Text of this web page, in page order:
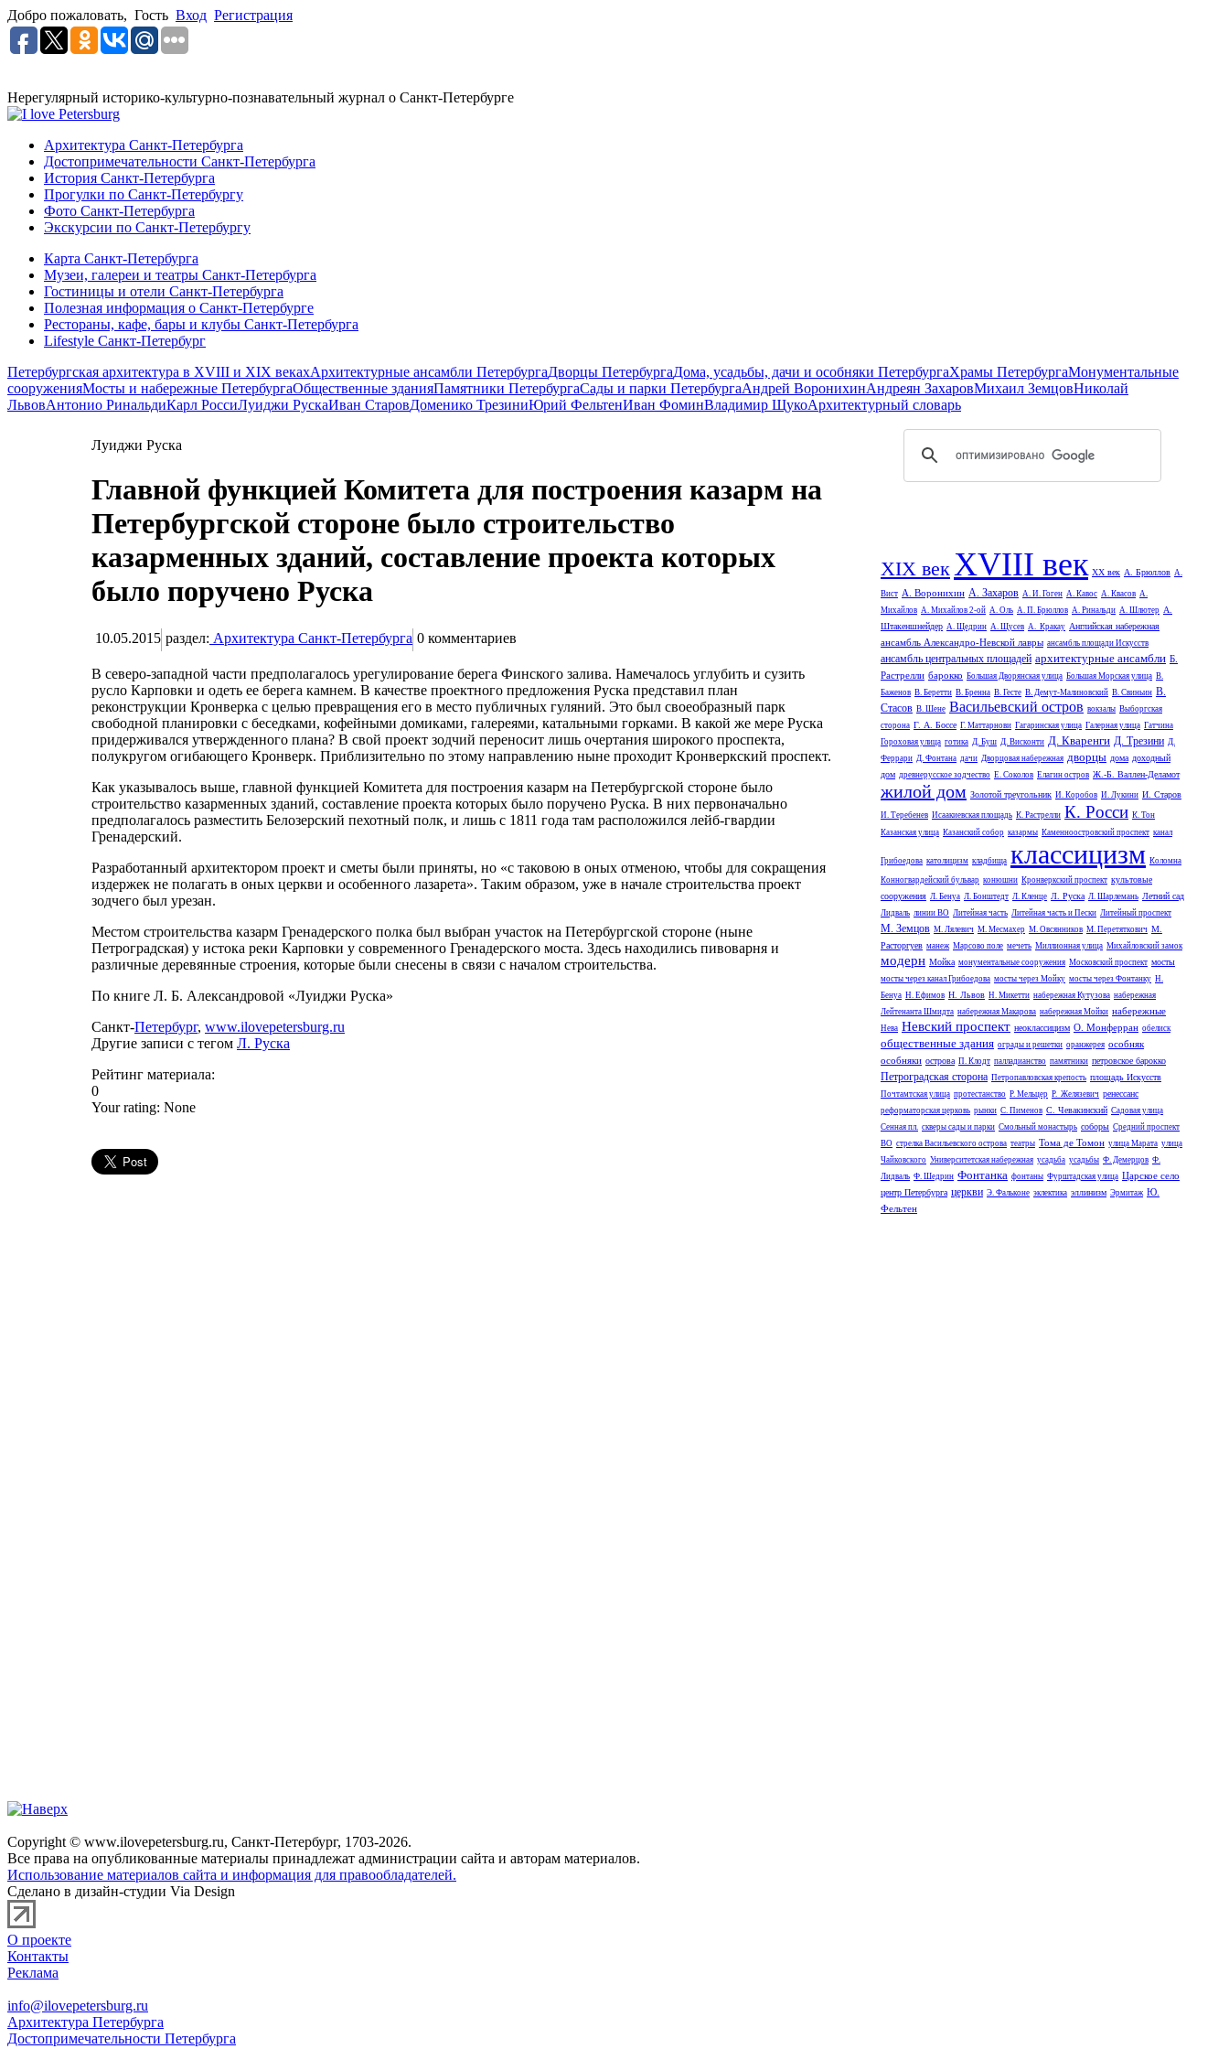
Добро пожаловать, Гость Вход Регистрация
Нерегулярный историко-культурно-познавательный журнал о Санкт-Петербурге
Архитектура Санкт-Петербурга
Достопримечательности Санкт-Петербурга
История Санкт-Петербурга
Прогулки по Санкт-Петербургу
Фото Санкт-Петербурга
Экскурсии по Санкт-Петербургу
Карта Санкт-Петербурга
Музеи, галереи и театры Санкт-Петербурга
Гостиницы и отели Санкт-Петербурга
Полезная информация о Санкт-Петербурге
Рестораны, кафе, бары и клубы Санкт-Петербурга
Lifestyle Санкт-Петербург
Петербургская архитектура в XVIII и XIX векахАрхитектурные ансамбли ПетербургаДворцы ПетербургаДома, усадьбы, дачи и особняки ПетербургаХрамы ПетербургаМонументальные
сооруженияМосты и набережные ПетербургаОбщественные зданияПамятники ПетербургаСады и парки ПетербургаАндрей ВоронихинАндреян ЗахаровМихаил ЗемцовНиколай
ЛьвовАнтонио РинальдиКарл РоссиЛуиджи РускаИван СтаровДоменико ТрезиниЮрий ФельтенИван ФоминВладимир ЩукоАрхитектурный словарь
Луиджи Руска
Главной функцией Комитета для построения казарм на
Петербургской стороне было строительство
казарменных зданий, составление проекта которых
было поручено Руска
10.05.2015 раздел: Архитектура Санкт-Петербурга 0 комментариев
В северо-западной части предполагалось урегулирование берега Финского залива. Намечалось углубить и сузить
русло Карповки и одеть ее берега камнем. В качестве проектного предложения Руска представил план
реконструкции Кронверка с целью превращения его в место публичных гуляний. Это был своеобразный парк
свободной планировки с беседками, кофейными домиками, галереями, катальными горками. В какой же мере Руска
придерживался утвержденного плана? В свой проект зодчий переносит лишь очертания широкого проспекта,
полукругом огибающего Кронверк. Приблизительно по этому направлению ныне проходит Кронверкский проспект.
Как указывалось выше, главной функцией Комитета для построения казарм на Петербургской стороне было
строительство казарменных зданий, составление проекта которых было поручено Руска. В них первоначально
предполагалось разместить Белозерский пехотный полк, и лишь с 1811 года там расположился лейб-гвардии
Гренадерский.
Разработанный архитектором проект и сметы были приняты, но «с таковою в оных отменою, чтобы для сокращения
издержек не полагать в оных церкви и особенного лазарета». Таким образом, уже в начале строительства проект
зодчего был урезан.
Местом строительства казарм Гренадерского полка был выбран участок на Петербургской стороне (ныне
Петроградская) у истока реки Карповки у современного Гренадерского моста. Здесь находились пивоварня и
различные деревянные строения, которые были снесены в связи с началом строительства.
По книге Л. Б. Александровой «Луиджи Руска»
Санкт-Петербург, www.ilovepetersburg.ru
Другие записи с тегом Л. Руска
Рейтинг материала:
0
Your rating: None
XIX векXVIII век XX век А. Брюллов А.
Вист А. Воронихин А. Захаров А. И. Гоген А. Кавос А. Квасов А.
Михайлов А. Михайлов 2-ой А. Оль А. П. Брюллов А. Ринальди А. Шлютер А.
Штакеншнейдер А. Щедрин А. Щусев А. Кракау Английская набережная
ансамбль Александро-Невской лавры ансамбль площади Искусств
ансамбль центральных площадей архитектурные ансамбли Б.
Растрелли барокко Большая Дворянская улица Большая Морская улица В.
Баженов В. Беретти В. Бренна В. Гесте В. Демут-Малиновский В. Свиньин В.
Стасов В. Шене Васильевский остров вокзалы Выборгская
сторона Г. А. Боссе Г. Маттарнови Гагаринская улица Галерная улица Гатчина
Гороховая улица готика Д. Буш Д. Висконти Д. Кваренги Д. Трезини Д.
Феррари Д. Фонтана дачи Дворцовая набережная дворцы дома доходный
дом древнерусское зодчество Е. Соколов Елагин остров Ж.-Б. Валлен-Деламот
жилой дом Золотой треугольник И. Коробов И. Лукини И. Старов
И. Теребенев Исаакиевская площадь К. Растрелли К. Росси К. Тон
Казанская улица Казанский собор казармы Каменноостровский проспект канал
Грибоедова католицизм кладбища классицизм Коломна
Конногвардейский бульвар конюшни Кронверкский проспект культовые
сооружения Л. Бенуа Л. Бонштедт Л. Кленце Л. Руска Л. Шарлемань Летний сад
Лидваль линии ВО Литейная часть Литейная часть и Пески Литейный проспект
М. Земцов М. Лялевич М. Месмахер М. Овсянников М. Перетяткович М.
Расторгуев манеж Марсово поле мечеть Миллионная улица Михайловский замок
модерн Мойка монументальные сооружения Московский проспект мосты
мосты через канал Грибоедова мосты через Мойку мосты через Фонтанку Н.
Бенуа Н. Ефимов Н. Львов Н. Микетти набережная Кутузова набережная
Лейтенанта Шмидта набережная Макарова набережная Мойки набережные
Нева Невский проспект неоклассицизм О. Монферран обелиск
общественные здания ограды и решетки оранжерея особняк
особняки острова П. Клодт палладианство памятники петровское барокко
Петроградская сторона Петропавловская крепость площадь Искусств
Почтамтская улица протестанство Р. Мельцер Р. Желязевич ренессанс
реформаторская церковь рынки С. Пименов С. Чевакинский Садовая улица
Сенная пл. скверы сады и парки Смольный монастырь соборы Средний проспект
ВО стрелка Васильевского острова театры Тома де Томон улица Марата улица
Чайковского Университетская набережная усадьба усадьбы Ф. Демерцов Ф.
Лидваль Ф. Шедрин Фонтанка фонтаны Фурштадская улица Царское село
центр Петербурга церкви Э. Фальконе эклектика эллинизм Эрмитаж Ю.
Фельтен
Copyright © www.ilovepetersburg.ru, Санкт-Петербург, 1703-2026.
Все права на опубликованные материалы принадлежат администрации сайта и авторам материалов.
Использование материалов сайта и информация для правообладателей.
Сделано в дизайн-студии Via Design
О проекте
Контакты
Реклама
info@ilovepetersburg.ru
Архитектура Петербурга
Достопримечательности Петербурга